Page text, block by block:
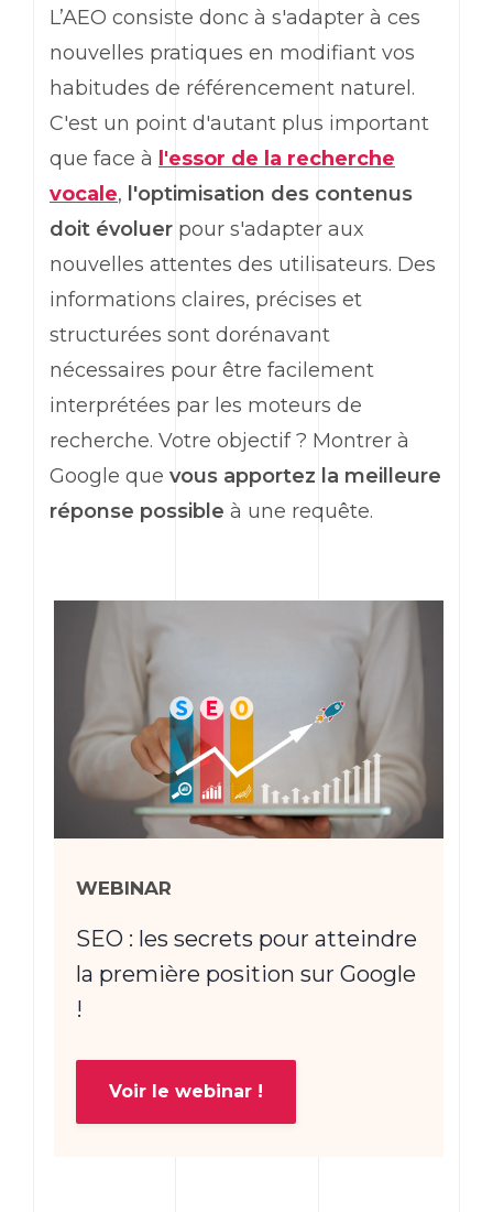
L’AEO consiste donc à s'adapter à ces
nouvelles pratiques en modifiant vos
habitudes de référencement naturel.
C'est un point d'autant plus important
que face à l'essor de la recherche
vocale, l'optimisation des contenus
doit évoluer pour s'adapter aux
nouvelles attentes des utilisateurs. Des
informations claires, précises et
structurées sont dorénavant
nécessaires pour être facilement
interprétées par les moteurs de
recherche. Votre objectif ? Montrer à
Google que vous apportez la meilleure
réponse possible à une requête.
WEBINAR
SEO : les secrets pour atteindre
la première position sur Google
!
Voir le webinar !